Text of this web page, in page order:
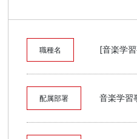
職種名 [音楽学
配属部署 音楽学習